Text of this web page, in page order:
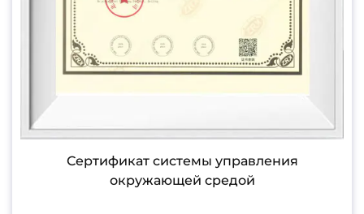
Сертификат системы управления
окружающей средой